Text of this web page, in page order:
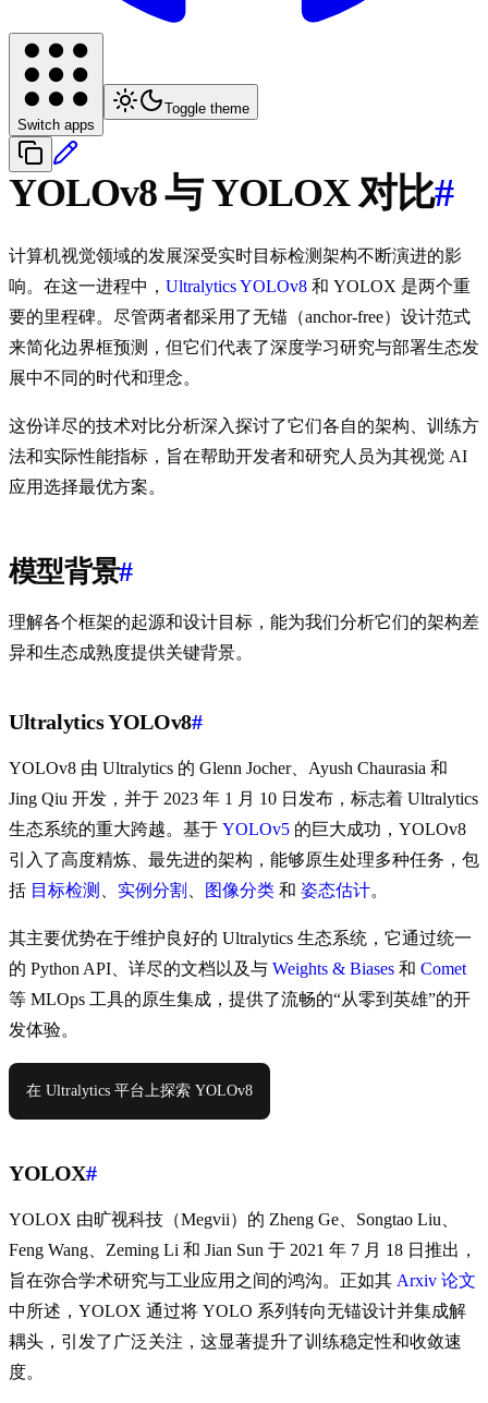
Switch apps
Toggle theme
YOLOv8 与 YOLOX 对比#
计算机视觉领域的发展深受实时目标检测架构不断演进的影
响。在这一进程中， Ultralytics YOLOv8 和 YOLOX 是两个重
要的里程碑。尽管两者都采用了无锚（anchor-free）设计范式
来简化边界框预测，但它们代表了深度学习研究与部署生态发
展中不同的时代和理念。
这份详尽的技术对比分析深入探讨了它们各自的架构、训练方
法和实际性能指标，旨在帮助开发者和研究人员为其视觉 AI
应用选择最优方案。
模型背景#
理解各个框架的起源和设计目标，能为我们分析它们的架构差
异和生态成熟度提供关键背景。
Ultralytics YOLOv8#
YOLOv8 由 Ultralytics 的 Glenn Jocher、Ayush Chaurasia 和
Jing Qiu 开发，并于 2023 年 1 月 10 日发布，标志着 Ultralytics
生态系统的重大跨越。基于 YOLOv5 的巨大成功，YOLOv8
引入了高度精炼、最先进的架构，能够原生处理多种任务，包
括 目标检测 实例分割 图像分类 和 姿态估计。
其主要优势在于维护良好的 Ultralytics 生态系统，它通过统一
的 Python API、详尽的文档以及与 Weights & Biases 和 Comet
等 MLOps 工具的原生集成，提供了流畅的“从零到英雄”的开
发体验。
在 Ultralytics 平台上探索 YOLOv8
YOLOX#
YOLOX 由旷视科技（Megvii）的 Zheng Ge、Songtao Liu、
Feng Wang、Zeming Li 和 Jian Sun 于 2021 年 7 月 18 日推出，
旨在弥合学术研究与工业应用之间的鸿沟。正如其 Arxiv 论文
中所述，YOLOX 通过将 YOLO 系列转向无锚设计并集成解
耦头，引发了广泛关注，这显著提升了训练稳定性和收敛速
度。